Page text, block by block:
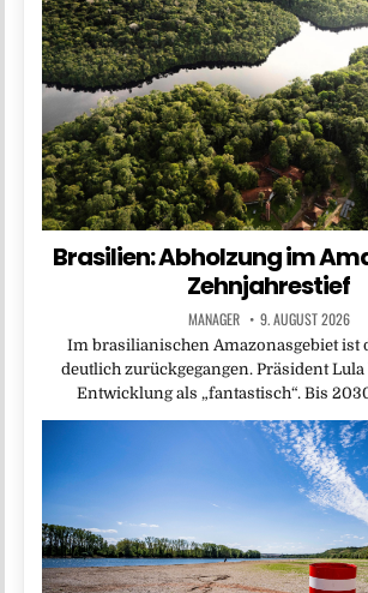
Brasilien: Abholzung im
Zehnjahrestief
MANAGER 9. AUGUST 2026
Im brasilianischen Amazonasgebiet ist
deutlich zurückgegangen. Präsident
Entwicklung als „fantastisch“. Bis